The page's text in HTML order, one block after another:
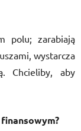
polu; zarabiają
wystarcza
Chcieliby, aby